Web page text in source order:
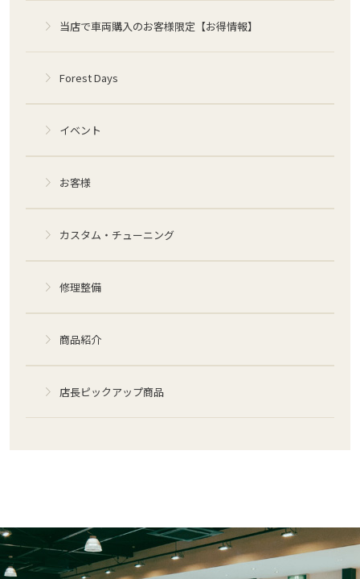
当店で車両購入のお客様限定【お得情報】
Forest Days
イベント
お客様
カスタム・チューニング
修理整備
商品紹介
店長ピックアップ商品